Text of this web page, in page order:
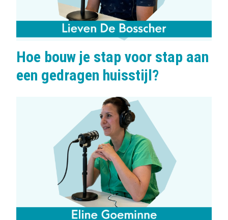
Hoe bouw je stap voor stap aan
een gedragen huisstijl?